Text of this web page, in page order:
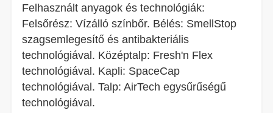
Felhasznált anyagok és technológiák:
Felsőrész: Vízálló színbőr. Bélés: SmellStop
szagsemlegesítő és antibakteriális
technológiával. Középtalp: Fresh'n Flex
technológiával. Kapli: SpaceCap
technológiával. Talp: AirTech egysűrűségű
technológiával.